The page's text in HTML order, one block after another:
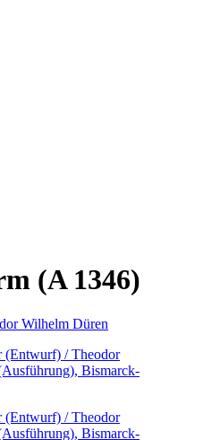
(A 1346)
Wilhelm Düren